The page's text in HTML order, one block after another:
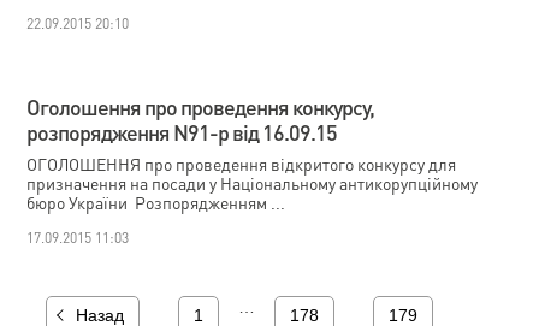
22.09.2015 20:10
Оголошення про проведення конкурсу,
розпорядження N91-р від 16.09.15
ОГОЛОШЕННЯ про проведення відкритого конкурсу для
призначення на посади у Національному антикорупційному
бюро України Розпорядженням ...
17.09.2015 11:03
Назад 1 178 179